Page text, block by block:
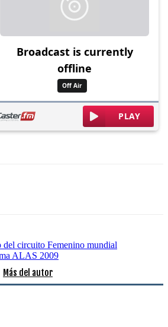
del circuito Femenino mundial
ALAS 2009
Más del autor